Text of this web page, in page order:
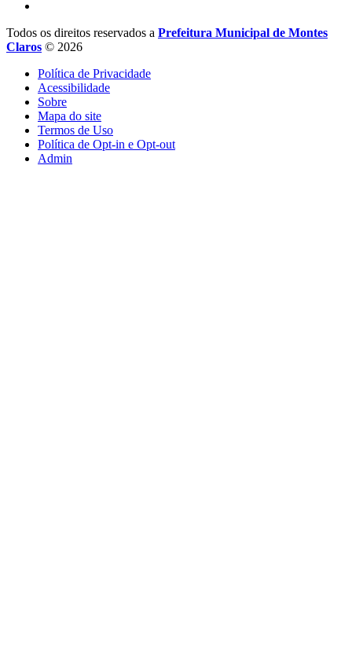
Todos os direitos reservados a Prefeitura Municipal de Montes
Claros © 2026
Política de Privacidade
Acessibilidade
Sobre
Mapa do site
Termos de Uso
Política de Opt-in e Opt-out
Admin